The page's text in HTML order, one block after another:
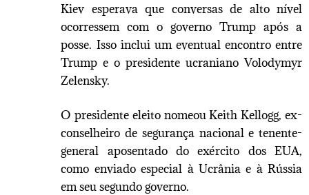
Kiev esperava que conversas de alto nível
ocorressem com o governo Trump após a
posse. Isso inclui um eventual encontro entre
Trump e o presidente ucraniano Volodymyr
Zelensky.
O presidente eleito nomeou Keith Kellogg, ex-
conselheiro de segurança nacional e tenente-
general aposentado do exército dos EUA,
como enviado especial à Ucrânia e à Rússia
em seu segundo governo.